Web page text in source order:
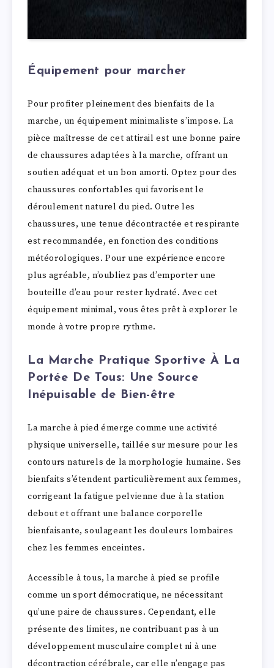
Équipement pour marcher
Pour profiter pleinement des bienfaits de la
marche, un équipement minimaliste s’impose. La
pièce maîtresse de cet attirail est une bonne paire
de chaussures adaptées à la marche, offrant un
soutien adéquat et un bon amorti. Optez pour des
chaussures confortables qui favorisent le
déroulement naturel du pied. Outre les
chaussures, une tenue décontractée et respirante
est recommandée, en fonction des conditions
météorologiques. Pour une expérience encore
plus agréable, n’oubliez pas d’emporter une
bouteille d’eau pour rester hydraté. Avec cet
équipement minimal, vous êtes prêt à explorer le
monde à votre propre rythme.
La Marche Pratique Sportive À La
Portée De Tous: Une Source
Inépuisable de Bien-être
La marche à pied émerge comme une activité
physique universelle, taillée sur mesure pour les
contours naturels de la morphologie humaine. Ses
bienfaits s’étendent particulièrement aux femmes,
corrigeant la fatigue pelvienne due à la station
debout et offrant une balance corporelle
bienfaisante, soulageant les douleurs lombaires
chez les femmes enceintes.
Accessible à tous, la marche à pied se profile
comme un sport démocratique, ne nécessitant
qu’une paire de chaussures. Cependant, elle
présente des limites, ne contribuant pas à un
développement musculaire complet ni à une
décontraction cérébrale, car elle n’engage pas